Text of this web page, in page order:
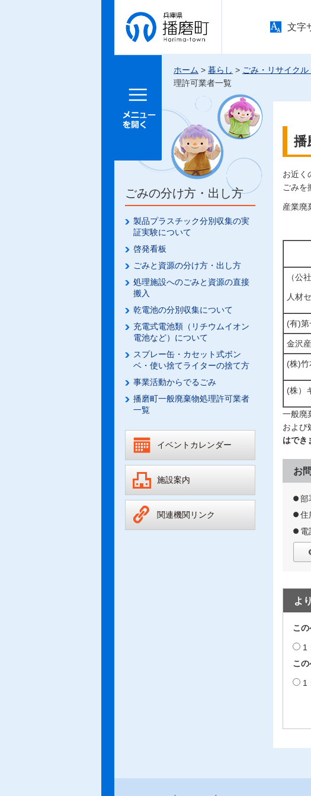
兵庫県 播
磨町
文字
メニュー
ホーム > 暮らし > ごみ・リサイクル
理許可業者一覧
ごみの分け方・出し方
製品プラスチック分別収集の実
証実験について
啓発看板
ごみと資源の分け方・出し方
処理施設へのごみと資源の直接
搬入
乾電池の分別収集について
充電式電池類（リチウムイオン
電池など）について
スプレー缶・カセット式ボン
ベ・使い捨てライターの捨て方
事業活動からでるごみ
播磨町一般廃棄物処理許可業者
一覧
イベントカレンダー
施設案内
関連機関リンク
播
お近く
ごみを
産業廃
（公
人材
(有)
金沢
(株)竹
(株）
一般廃
および
はでき
お
部
住
電
よ
こ
1
こ
1